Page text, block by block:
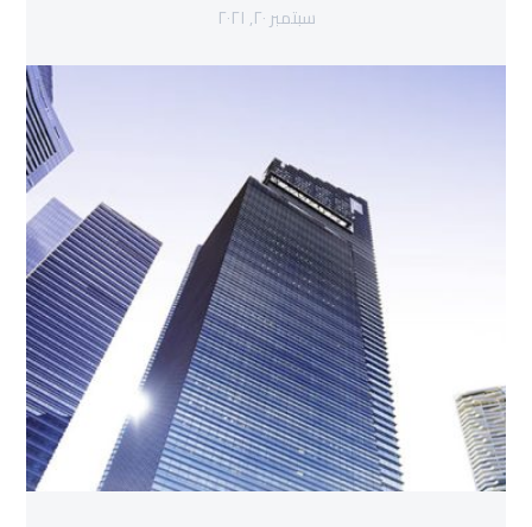
سبتمبر ٢٠, ٢٠٢١